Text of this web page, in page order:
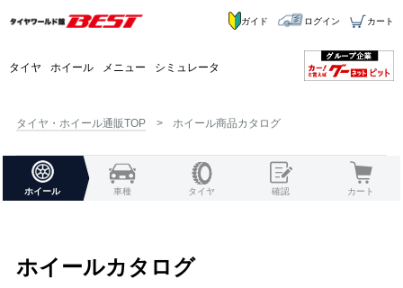
タイヤ ホイール メニュー シミュレータ
ガイド ログイン カート
タイヤ・ホイール通販TOP ホイール商品カタログ
ホイール 車種 タイヤ 確認 カート
ホイールカタログ